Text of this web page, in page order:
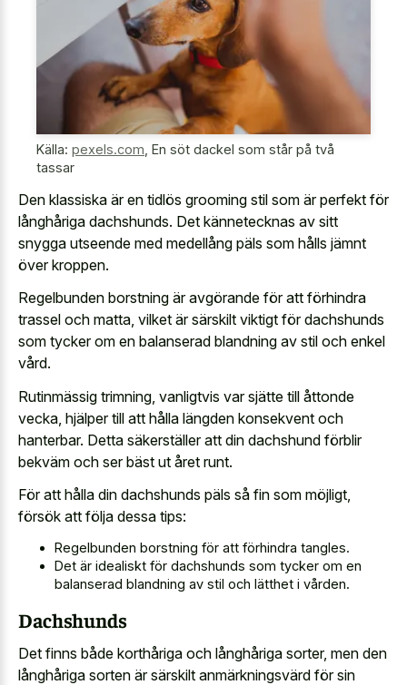
Källa: pexels.com, En söt dackel som står på två
tassar
Den klassiska är en tidlös grooming stil som är perfekt för
långhåriga dachshunds. Det kännetecknas av sitt
snygga utseende med medellång päls som hålls jämnt
över kroppen.
Regelbunden borstning är avgörande för att förhindra
trassel och matta, vilket är särskilt viktigt för dachshunds
som tycker om en balanserad blandning av stil och enkel
vård.
Rutinmässig trimning, vanligtvis var sjätte till åttonde
vecka, hjälper till att hålla längden konsekvent och
hanterbar. Detta säkerställer att din dachshund förblir
bekväm och ser bäst ut året runt.
För att hålla din dachshunds päls så fin som möjligt,
försök att följa dessa tips:
Regelbunden borstning för att förhindra tangles.
Det är idealiskt för dachshunds som tycker om en
balanserad blandning av stil och lätthet i vården.
Dachshunds
Det finns både korthåriga och långhåriga sorter, men den
långhåriga sorten är särskilt anmärkningsvärd för sin